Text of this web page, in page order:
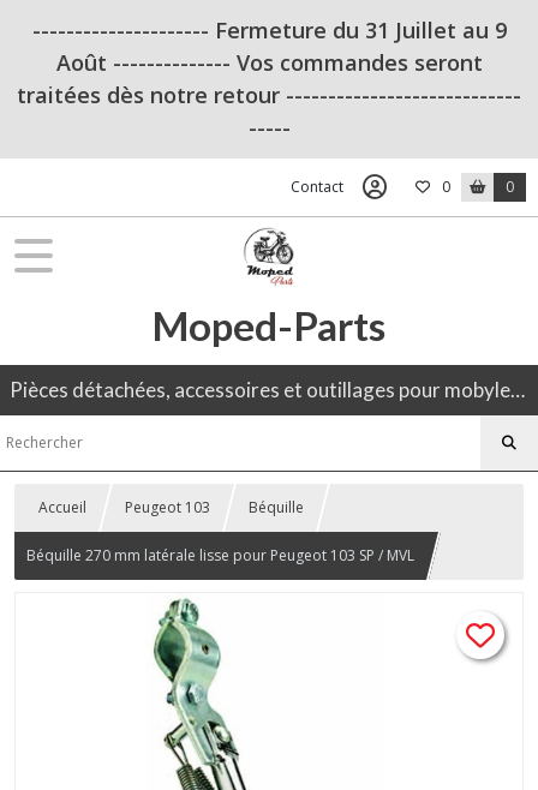
--------------------- Fermeture du 31 Juillet au 9
Août -------------- Vos commandes seront
traitées dès notre retour ----------------------------
-----
Contact 0 0
Moped-Parts
Pièces détachées, accessoires et outillages pour mobylette, 50CC, moto ancienne.
Accueil Peugeot 103 Béquille
Béquille 270 mm latérale lisse pour Peugeot 103 SP / MVL